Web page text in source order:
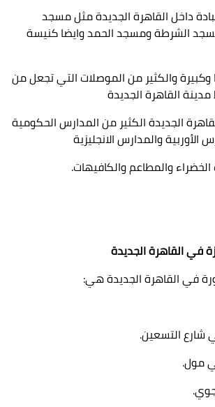
داخل القاهرة الجديدة مثل مسجد
الشرطة ومسجد الحمد وايضا كنيسة
وكبيرة والكثير من الموصلات التي تجعل من
القاهرة الجديدة
الجديدة الكثير من المدارس الحكومية
الأوربية والمدارس الانجليزية
والمطاعم والكافيهات.
في القاهرة الجديدة
في القاهرة الجديدة هي:
شارع التسعين.
مول.